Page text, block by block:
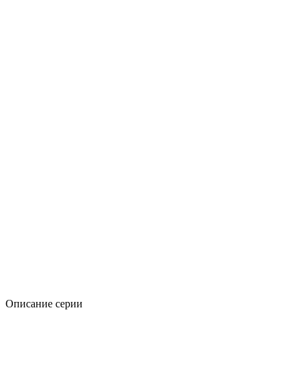
Описание серии